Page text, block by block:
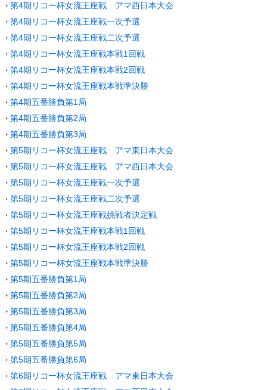
第4期リコー杯女流王座戦 アマ西日本大会
第4期リコー杯女流王座戦一次予選
第4期リコー杯女流王座戦二次予選
第4期リコー杯女流王座戦本戦1回戦
第4期リコー杯女流王座戦本戦2回戦
第4期リコー杯女流王座戦本戦準決勝
第4期五番勝負第1局
第4期五番勝負第2局
第4期五番勝負第3局
第5期リコー杯女流王座戦 アマ東日本大会
第5期リコー杯女流王座戦 アマ西日本大会
第5期リコー杯女流王座戦一次予選
第5期リコー杯女流王座戦二次予選
第5期リコー杯女流王座戦挑戦者決定戦
第5期リコー杯女流王座戦本戦1回戦
第5期リコー杯女流王座戦本戦2回戦
第5期リコー杯女流王座戦本戦準決勝
第5期五番勝負第1局
第5期五番勝負第2局
第5期五番勝負第3局
第5期五番勝負第4局
第5期五番勝負第5局
第5期五番勝負第6局
第6期リコー杯女流王座戦 アマ東日本大会